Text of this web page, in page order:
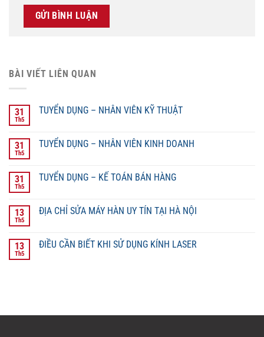
BÀI VIẾT LIÊN QUAN
31
Th5
TUYỂN DỤNG – NHÂN VIÊN KỸ THUẬT
31
Th5
TUYỂN DỤNG – NHÂN VIÊN KINH DOANH
31
Th5
TUYỂN DỤNG – KẾ TOÁN BÁN HÀNG
13
Th5
ĐỊA CHỈ SỬA MÁY HÀN UY TÍN TẠI HÀ NỘI
13
Th5
ĐIỀU CẦN BIẾT KHI SỬ DỤNG KÍNH LASER